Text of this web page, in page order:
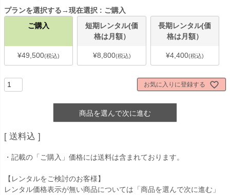
プランを選択する→現在選択
ご購入
ご購入
¥49,500 税込
短期レンタル(価
格は月額）
¥8,800 税込
長期レンタル(価
格は月額）
¥4,400 税込
お気に入りに登録する
商品を選んで次に進む
送料込
・記載の「ご購入」価格には送料は含まれております。
【レンタルをご検討のお客様】
レンタル価格表示が無い商品については「商品を選んで次に進む」